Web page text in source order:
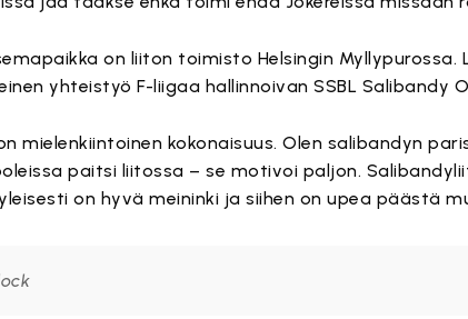
on liiton toimisto Helsingin Myllypurossa.
yhteistyö F-liigaa hallinnoivan SSBL Salibandy
mielenkiintoinen kokonaisuus. Olen salibandyn
paitsi liitossa – se motivoi paljon.
on hyvä meininki ja siihen on upea päästä